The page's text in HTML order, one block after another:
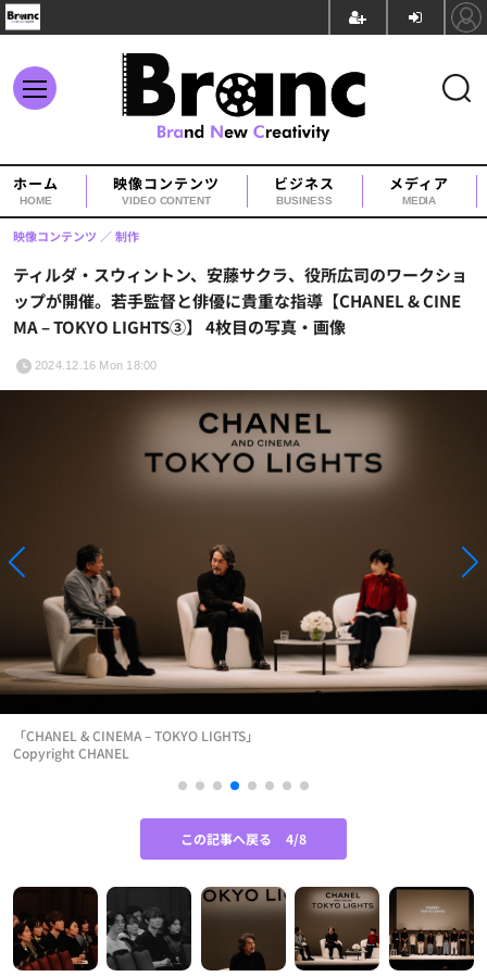
ホーム
HOME
映像コンテンツ
VIDEO CONTENT
ビジネス
BUSINESS
メディア
MEDIA
ティルダ・スウィントン、安藤サクラ、役所広司のワークショ
ップが開催。若手監督と俳優に貴重な指導【CHANEL & CINE
MA – TOKYO LIGHTS③】 4枚目の写真・画像
映像コンテンツ 制作
2024.12.16 Mon 18:00
Copyright CHANEL
「CHANEL & CINEMA – TOKYO LIGHTS」
この記事へ戻る 4/8